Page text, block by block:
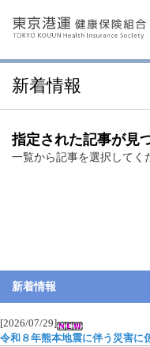
新着情報
指定された記事が見
一覧から記事を選択してく
新着情報
[2026/07/29]
令和８年熊本地震に伴う災害に